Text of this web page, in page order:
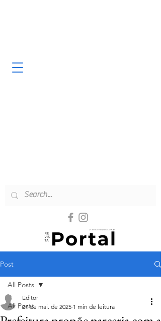
Post
All Posts
All Posts
Editor
27 de mai. de 2025 1 min de leitura